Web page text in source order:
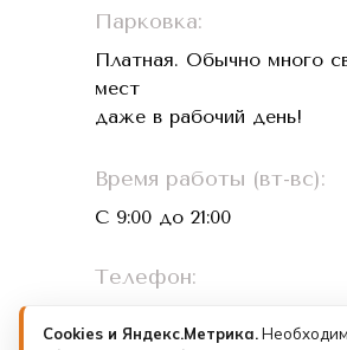
Телефон:
Время работы (вт-вс):
Парковка:
С 9:00 до 21:00
Платная. Обычно много
мест
даже в рабочий день!
Cookies и Яндекс.Метрика.